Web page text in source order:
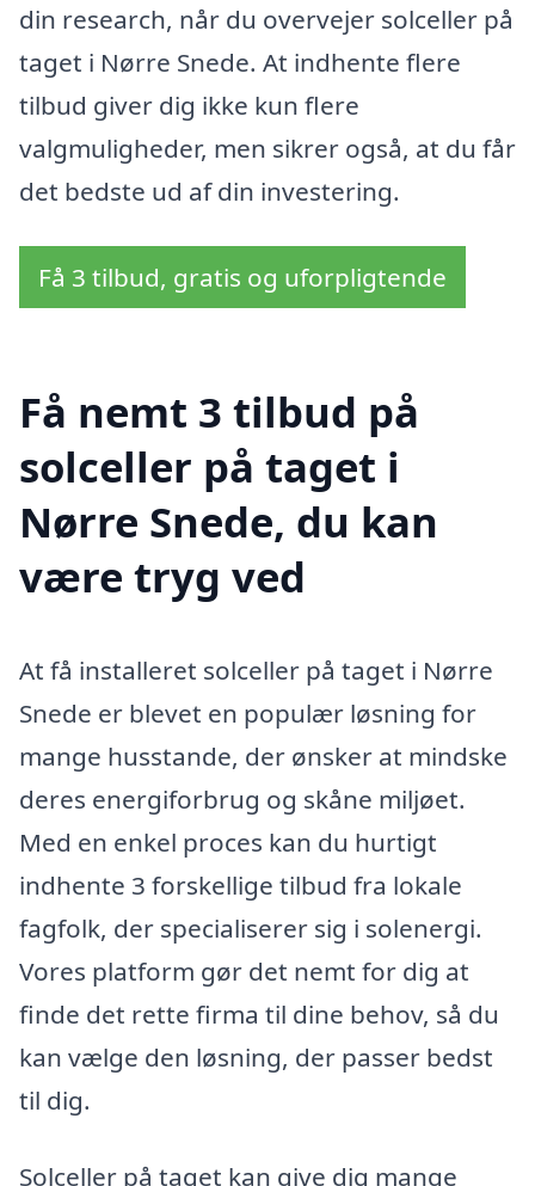
din research, når du overvejer solceller på
taget i Nørre Snede. At indhente flere
tilbud giver dig ikke kun flere
valgmuligheder, men sikrer også, at du får
det bedste ud af din investering.
Få 3 tilbud, gratis og uforpligtende
Få nemt 3 tilbud på
solceller på taget i
Nørre Snede, du kan
være tryg ved
At få installeret solceller på taget i Nørre
Snede er blevet en populær løsning for
mange husstande, der ønsker at mindske
deres energiforbrug og skåne miljøet.
Med en enkel proces kan du hurtigt
indhente 3 forskellige tilbud fra lokale
fagfolk, der specialiserer sig i solenergi.
Vores platform gør det nemt for dig at
finde det rette firma til dine behov, så du
kan vælge den løsning, der passer bedst
til dig.
Solceller på taget kan give dig mange